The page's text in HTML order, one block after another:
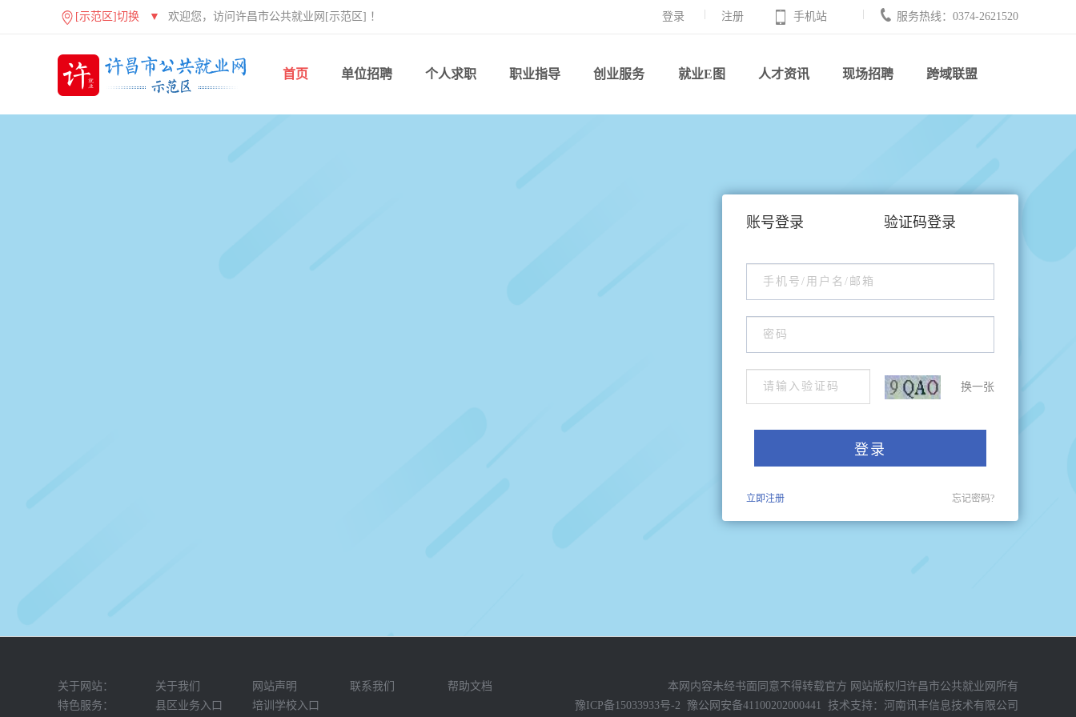
[示范区]切换 ▼ 欢迎您，访问许昌市公共就业网[示范区] ！ 登录 注册 手机站 服务热线：0374-2621520
首页 单位招聘 个人求职 职业指导 创业服务 就业E图 人才资讯 现场招聘 跨域联盟
账号登录 验证码登录
换一张
立即注册 忘记密码?
关于网站： 关于我们 网站声明 联系我们
帮助文档
特色服务：
县区业务入口 培训学校入口
本网内容未经书面同意不得转载官方 网站版权归许昌市公共就业网所有
豫ICP备15033933号-2 豫公网安备41100202000441 技术支持： 河南讯丰信息技术有限公司